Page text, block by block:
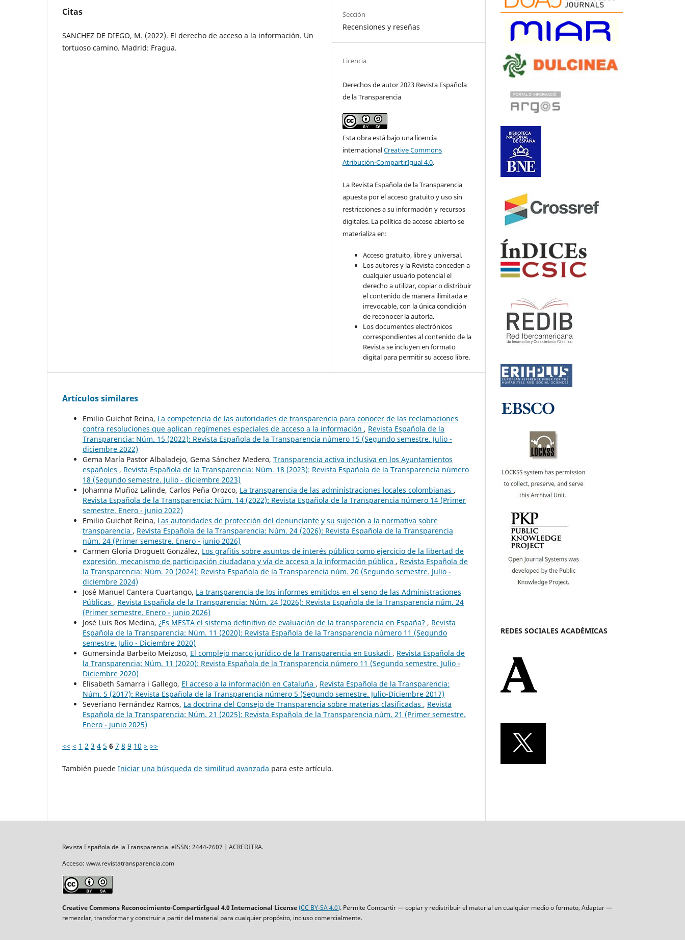
Citas
SANCHEZ DE DIEGO, M. (2022). El derecho de acceso a la información. Un
tortuoso camino. Madrid: Fragua.
Sección
Recensiones y reseñas
Licencia
Derechos de autor 2023 Revista Española
de la Transparencia
Esta obra está bajo una licencia
internacionalCreative Commons
Atribución-CompartirIgual 4.0.
La Revista Española de la Transparencia
apuesta por el acceso gratuito y uso sin
restricciones a su información y recursos
digitales. La política de acceso abierto se
materializa en:
Acceso gratuito, libre y universal.
Los autores y la Revista conceden a
cualquier usuario potencial el
derecho a utilizar, copiar o distribuir
el contenido de manera ilimitada e
irrevocable, con la única condición
de reconocer la autoría.
Los documentos electrónicos
correspondientes al contenido de la
Revista se incluyen en formato
digital para permitir su acceso libre.
Artículos similares
Emilio Guichot Reina, La competencia de las autoridades de transparencia para conocer de las reclamaciones
contra resoluciones que aplican regímenes especiales de acceso a la información , Revista Española de la
Transparencia: Núm. 15 (2022): Revista Española de la Transparencia número 15 (Segundo semestre. Julio -
diciembre 2022)
Gema María Pastor Albaladejo, Gema Sánchez Medero, Transparencia activa inclusiva en los Ayuntamientos
españoles , Revista Española de la Transparencia: Núm. 18 (2023): Revista Española de la Transparencia número
18 (Segundo semestre. Julio - diciembre 2023)
Johamna Muñoz Lalinde, Carlos Peña Orozco, La transparencia de las administraciones locales colombianas ,
Revista Española de la Transparencia: Núm. 14 (2022): Revista Española de la Transparencia número 14 (Primer
semestre. Enero - junio 2022)
Emilio Guichot Reina, Las autoridades de protección del denunciante y su sujeción a la normativa sobre
transparencia , Revista Española de la Transparencia: Núm. 24 (2026): Revista Española de la Transparencia
núm. 24 (Primer semestre. Enero - junio 2026)
Carmen Gloria Droguett González, Los grafitis sobre asuntos de interés público como ejercicio de la libertad de
expresión, mecanismo de participación ciudadana y vía de acceso a la información pública , Revista Española de
la Transparencia: Núm. 20 (2024): Revista Española de la Transparencia núm. 20 (Segundo semestre. Julio -
diciembre 2024)
José Manuel Cantera Cuartango, La transparencia de los informes emitidos en el seno de las Administraciones
Públicas , Revista Española de la Transparencia: Núm. 24 (2026): Revista Española de la Transparencia núm. 24
(Primer semestre. Enero - junio 2026)
José Luis Ros Medina, ¿Es MESTA el sistema definitivo de evaluación de la transparencia en España? , Revista
Española de la Transparencia: Núm. 11 (2020): Revista Española de la Transparencia número 11 (Segundo
semestre. Julio - Diciembre 2020)
Gumersinda Barbeito Meizoso, El complejo marco jurídico de la Transparencia en Euskadi , Revista Española de
la Transparencia: Núm. 11 (2020): Revista Española de la Transparencia número 11 (Segundo semestre. Julio -
Diciembre 2020)
Elisabeth Samarra i Gallego, El acceso a la información en Cataluña , Revista Española de la Transparencia:
Núm. 5 (2017): Revista Española de la Transparencia número 5 (Segundo semestre. Julio-Diciembre 2017)
Severiano Fernández Ramos, La doctrina del Consejo de Transparencia sobre materias clasificadas , Revista
Española de la Transparencia: Núm. 21 (2025): Revista Española de la Transparencia núm. 21 (Primer semestre.
Enero - junio 2025)
<< < 1 2 3 4 5 6 7 8 9 10 > >>
También puede Iniciar una búsqueda de similitud avanzada para este artículo.
REDES SOCIALES ACADÉMICAS
Revista Española de la Transparencia. eISSN: 2444-2607 | ACREDITRA.
Acceso: www.revistatransparencia.com
Creative Commons Reconocimiento-CompartirIgual 4.0 Internacional License(CC BY-SA 4.0). Permite Compartir — copiar y redistribuir el material en cualquier medio o formato, Adaptar —
remezclar, transformar y construir a partir del material para cualquier propósito, incluso comercialmente.